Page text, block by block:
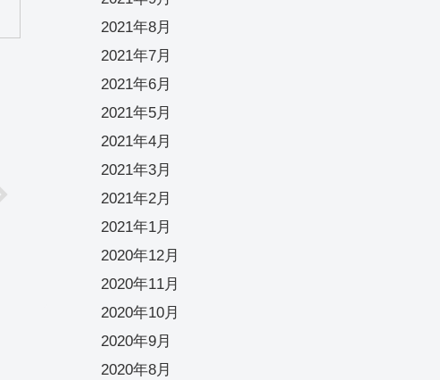
2021年8月
2021年7月
2021年6月
2021年5月
2021年4月
2021年3月
2021年2月
2021年1月
2020年12月
2020年11月
2020年10月
2020年9月
2020年8月